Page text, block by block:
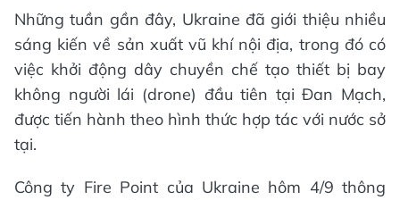
Những tuần gần đây, Ukraine đã giới thiệu nhiều
sáng kiến về sản xuất vũ khí nội địa, trong đó có
việc khởi động dây chuyền chế tạo thiết bị bay
không người lái (drone) đầu tiên tại Đan Mạch,
được tiến hành theo hình thức hợp tác với nước sở
tại.
Công ty Fire Point của Ukraine hôm 4/9 thông